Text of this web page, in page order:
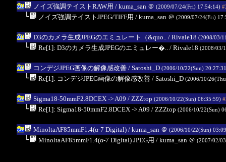
ノイズ強調テイストRAW用 / kuma_san ＠ (2009/07/24(Fri) 17:54:14)
└ ノイズ強調テイストJPEG/TIFF用 / kuma_san ＠ (2009/07/24(Fri)
D3のカメラ生成JPEGのエミュレート（&quo../ Rivale18 (2008/03/
└ Re[1]: D3のカメラ生成JPEGのエミュレー�../ Rivale18 (2008/03/
コンデジJPEG画像の解像感改善/ Satoshi_D (2006/10/22(Sun)
└ Re[1]: コンデジJPEG画像の解像感改善/ Satoshi_D (2006/10/
Sigma18-50mmF2.8DCEX -> A09 / ZZZtop (2006/10/22(Sun) 06:35:59)
└ Re[1]: Sigma18-50mmF2.8DCEX -> A09 / ZZZtop (2006/10/22(Sun)
MinoltaAF85mmF1.4(α-7 Digital)/ kuma_san ＠ (2006/10/22(Sun)
└ MinoltaAF85mmF1.4(α-7 Digital) JPEG用 / kuma_san ＠ (2007/02/